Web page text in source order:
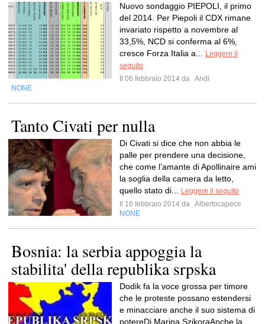
Nuovo sondaggio PIEPOLI, il primo
del 2014. Per Piepoli il CDX rimane
invariato rispetto a novembre al
33,5%, NCD si conferma al 6%,
cresce Forza Italia a...
Leggere il
seguito
Il 06 febbraio 2014 da Andl
NONE
Tanto Civati per nulla
Di Civati si dice che non abbia le
palle per prendere una decisione,
che come l’amante di Apollinaire ami
la soglia della camera da letto,
quello stato di...
Leggere il seguito
Il 16 febbraio 2014 da Albertocapece
NONE
Bosnia: la serbia appoggia la
stabilita' della republika srpska
Dodik fa la voce grossa per timore
che le proteste possano estendersi
e minacciare anche il suo sistema di
potereDi Marina SzikoraAnche la